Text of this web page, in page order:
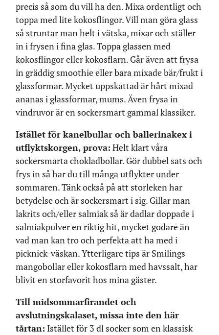
precis så som du vill ha den. Mixa ordentligt och
toppa med lite kokosflingor. Vill man göra glass
så struntar man helt i vätska, mixar och ställer
in i frysen i fina glas. Toppa glassen med
kokosflingor eller kokosflarn. Går även att frysa
in gräddig smoothie eller bara mixade bär/frukt i
glassformar. Mycket uppskattad är hårt mixad
ananas i glassformar, mums. Även frysa in
vindruvor är en sockersmart gammal klassiker.
Istället för kanelbullar och ballerinakex i
utflyktskorgen, prova: Helt klart våra
sockersmarta chokladbollar. Gör dubbel sats och
frys in så har du till många utflykter under
sommaren. Tänk också på att storleken har
betydelse och är sockersmart i sig. Gillar man
lakrits och/eller salmiak så är dadlar doppade i
salmiakpulver en riktig hit, mycket godare än
vad man kan tro och perfekta att ha med i
picknick-väskan. Ytterligare tips är Smilings
mangobollar eller kokosflarn med havssalt, har
blivit en storfavorit hos mina gäster.
Till midsommarfirandet och
avslutningskalaset, missa inte den här
tårtan: Istället för 3 dl socker som en klassisk